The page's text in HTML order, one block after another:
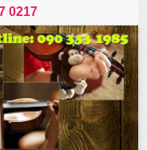
0217